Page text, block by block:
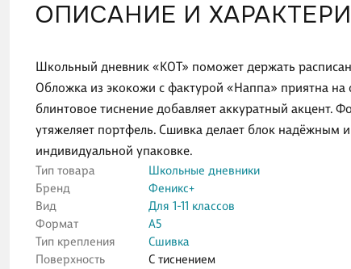
ОПИСАНИЕ И
Школьный дневник «КОТ» поможет держать
Обложка из экокожи с фактурой «Наппа» приятна
блинтовое тиснение добавляет аккуратный акцент.
утяжеляет портфель. Сшивка делает блок надёжным
индивидуальной упаковке.
Тип товара
Школьные дневники
Бренд
Феникс+
Вид
Для 1-11 классов
Формат
А5
Тип крепления
Сшивка
Поверхность
С тиснением